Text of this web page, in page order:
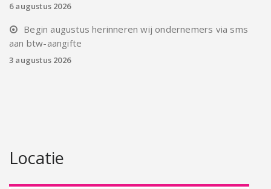
6 augustus 2026
Begin augustus herinneren wij ondernemers via sms
aan btw-aangifte
3 augustus 2026
Locatie